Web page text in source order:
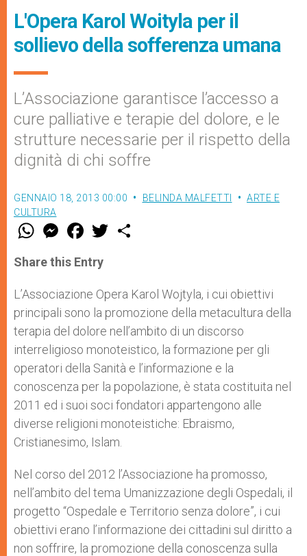
L'Opera Karol Woityla per il
sollievo della sofferenza umana
L’Associazione garantisce l’accesso a
cure palliative e terapie del dolore, e le
strutture necessarie per il rispetto della
dignità di chi soffre
GENNAIO 18, 2013 00:00 BELINDA MALFETTI
ARTE E
CULTURA
W
t
s
p
p
M
e
s
e
g
e
r
F
a
e
b
o
k
w
r
Share this Entry
L’Associazione Opera Karol Wojtyla, i cui obiettivi
principali sono la promozione della metacultura della
terapia del dolore nell’ambito di un discorso
interreligioso monoteistico, la formazione per gli
operatori della Sanità e l’informazione e la
conoscenza per la popolazione, è stata costituita nel
2011 ed i suoi soci fondatori appartengono alle
diverse religioni monoteistiche: Ebraismo,
Cristianesimo, Islam.
Nel corso del 2012 l’Associazione ha promosso,
nell’ambito del tema Umanizzazione degli Ospedali, il
progetto “Ospedale e Territorio senza dolore”, i cui
obiettivi erano l’informazione dei cittadini sul diritto a
non soffrire, la promozione della conoscenza sulla